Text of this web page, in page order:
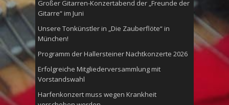
Großer Gitarren-Konzertabend der „Freunde der
Gitarre“ im Juni
Unsere Tonkünstler in „Die Zauberflöte“ in
München!
Programm der Hallersteiner Nachtkonzerte 2026
Erfolgreiche Mitgliederversammlung mit
Vorstandswahl
Harfenkonzert muss wegen Krankheit